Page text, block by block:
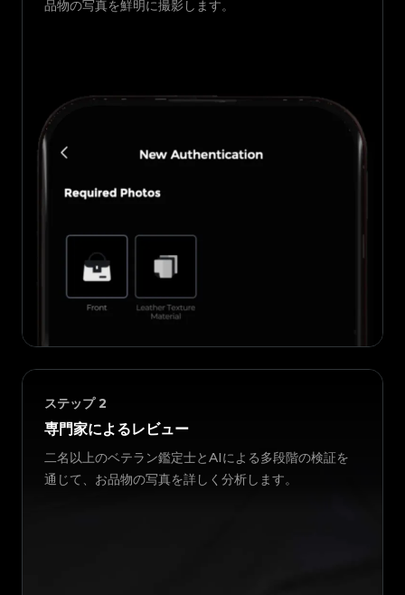
品物の写真を鮮明に撮影します。
ステップ 2
専門家によるレビュー
二名以上のベテラン鑑定士とAIによる多段階の検証を
通じて、お品物の写真を詳しく分析します。